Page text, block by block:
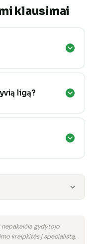
klausimai
ligą?
nepakeičia gydytojo
kreipkitės į specialistą.